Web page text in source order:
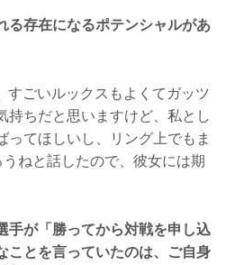
る存在になるポテンシャルがあ
ごいルックスもよくてガッツ
持ちだと思いますけど、私とし
ってほしいし、リング上でもま
ねと話したので、彼女には期
手が「勝ってから対戦を申し込
ことを言っていたのは、ご自身